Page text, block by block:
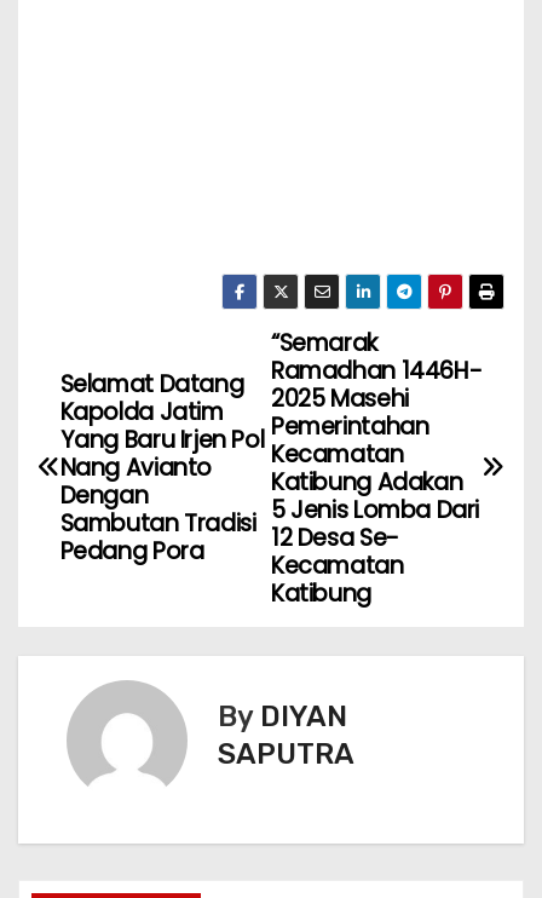
“Semarak
Ramadhan 1446H-
2025 Masehi
Pemerintahan
Kecamatan
Katibung Adakan
5 Jenis Lomba Dari
12 Desa Se-
Kecamatan
Katibung
Selamat Datang
Kapolda Jatim
Yang Baru Irjen Pol
Nang Avianto
Dengan
Sambutan Tradisi
Pedang Pora
By DIYAN
SAPUTRA